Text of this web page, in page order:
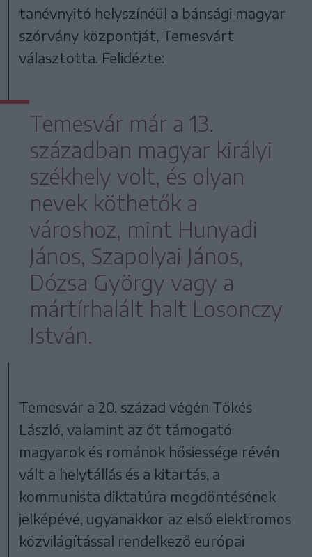
tanévnyitó helyszínéül a bánsági magyar
szórvány központját, Temesvárt
választotta. Felidézte:
Temesvár már a 13.
században magyar királyi
székhely volt, és olyan
nevek köthetők a
városhoz, mint Hunyadi
János, Szapolyai János,
Dózsa György vagy a
mártírhalált halt Losonczy
István.
Temesvár a 20. század végén Tőkés
László, valamint az őt támogató
magyarok és románok hősiessége révén
vált a helytállás és a kitartás, a
kommunista diktatúra megdöntésének
jelképévé, ugyanakkor az első elektromos
közvilágítással rendelkező európai